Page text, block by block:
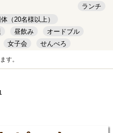
ランチ
体（20名様以上）
昼飲み
オードブル
女子会
せんべろ
す。